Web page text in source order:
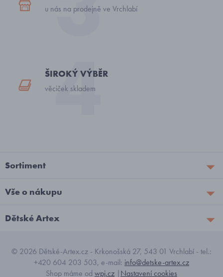
u nás na prodejně ve Vrchlabí
ŠIROKÝ VÝBĚR
věciček skladem
Sortiment
Vše o nákupu
Dětské Artex
© 2026 Dětské-Artex.cz - Krkonošská 27, 543 01 Vrchlabí - tel.:
+420 604 203 503, e-mail: info@detske-artex.cz
Shop máme od wpj.cz |Nastavení cookies